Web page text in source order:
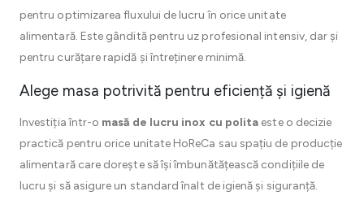
pentru optimizarea fluxului de lucru în orice unitate
alimentară. Este gândită pentru uz profesional intensiv, dar și
pentru curățare rapidă și întreținere minimă.
Alege masa potrivită pentru eficiență și igienă
Investiția într-o masă de lucru inox cu polita este o decizie
practică pentru orice unitate HoReCa sau spațiu de producție
alimentară care dorește să își îmbunătățească condițiile de
lucru și să asigure un standard înalt de igienă și siguranță.